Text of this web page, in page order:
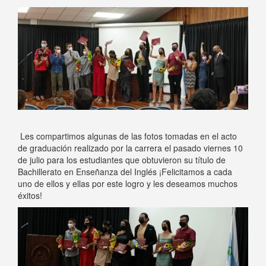
Les compartimos algunas de las fotos tomadas en el acto
de graduación realizado por la carrera el pasado viernes 10
de julio para los estudiantes que obtuvieron su título de
Bachillerato en Enseñanza del Inglés ¡Felicitamos a cada
uno de ellos y ellas por este logro y les deseamos muchos
éxitos!